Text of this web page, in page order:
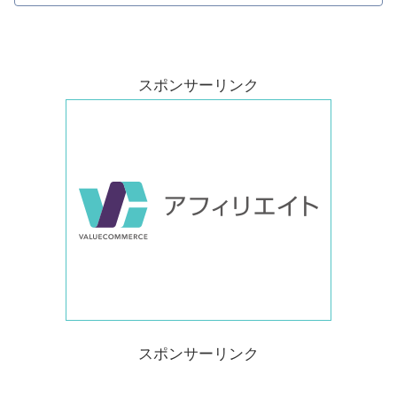
スポンサーリンク
スポンサーリンク